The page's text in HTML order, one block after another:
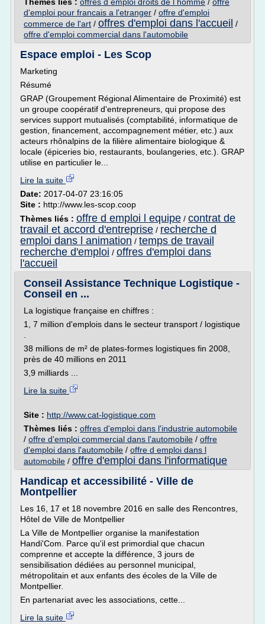
d'emploi pour francais a l'etranger / offre d'emploi
commerce de l'art / offres d'emploi dans l'accueil /
offre d'emploi commercial dans l'automobile
Espace emploi - Les Scop
Marketing
Résumé
GRAP (Groupement Régional Alimentaire de Proximité) est
un groupe coopératif d'entrepreneurs, qui propose des
services support mutualisés (comptabilité, informatique de
gestion, financement, accompagnement métier, etc.) aux
acteurs rhônalpins de la filière alimentaire biologique &
locale (épiceries bio, restaurants, boulangeries, etc.). GRAP
utilise en particulier le...
Lire la suite
Date: 2017-04-07 23:16:05
Site : http://www.les-scop.coop
Thèmes liés : offre d emploi l equipe / contrat de
travail et accord d'entreprise / recherche d
emploi dans l animation / temps de travail
recherche d'emploi / offres d'emploi dans
l'accueil
Conseil Assistance Technique Logistique -
Conseil en ...
La logistique française en chiffres :
1, 7 million d'emplois dans le secteur transport / logistique
38 millions de m² de plates-formes logistiques fin 2008,
près de 40 millions en 2011
3,9 milliards ...
Lire la suite
Site : http://www.cat-logistique.com
Thèmes liés : offres d'emploi dans l'industrie automobile
/ offre d'emploi commercial dans l'automobile / offre
d'emploi dans l'automobile / offre d emploi dans l
automobile / offre d'emploi dans l'informatique
Handicap et accessibilité - Ville de
Montpellier
Les 16, 17 et 18 novembre 2016 en salle des Rencontres,
Hôtel de Ville de Montpellier
La Ville de Montpellier organise la manifestation
Handi'Com. Parce qu'il est primordial que chacun
comprenne et accepte la différence, 3 jours de
sensibilisation dédiées au personnel municipal,
métropolitain et aux enfants des écoles de la Ville de
Montpellier.
En partenariat avec les associations, cette...
Lire la suite